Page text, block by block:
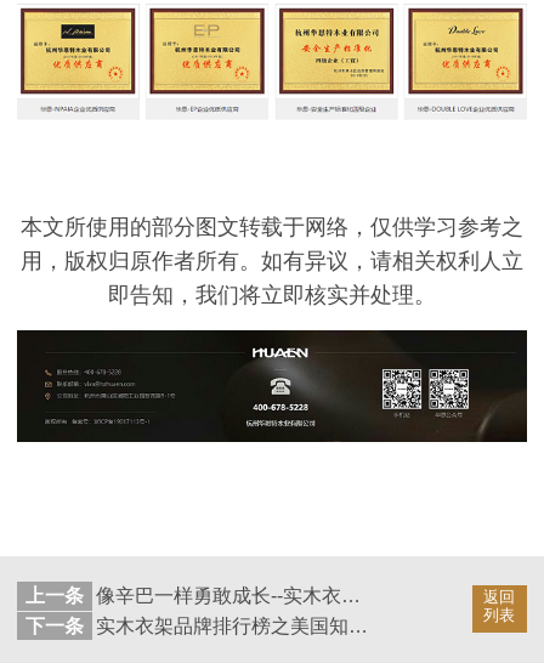
本文所使用的部分图文转载于网络，仅供学习参考之
用，版权归原作者所有。如有异议，请相关权利人立
即告知，我们将立即核实并处理。
返回
列表
上一条
像辛巴一样勇敢成长--实木衣架实木裤架【华恩】
下一条
实木衣架品牌排行榜之美国知名杂志评论【华恩】